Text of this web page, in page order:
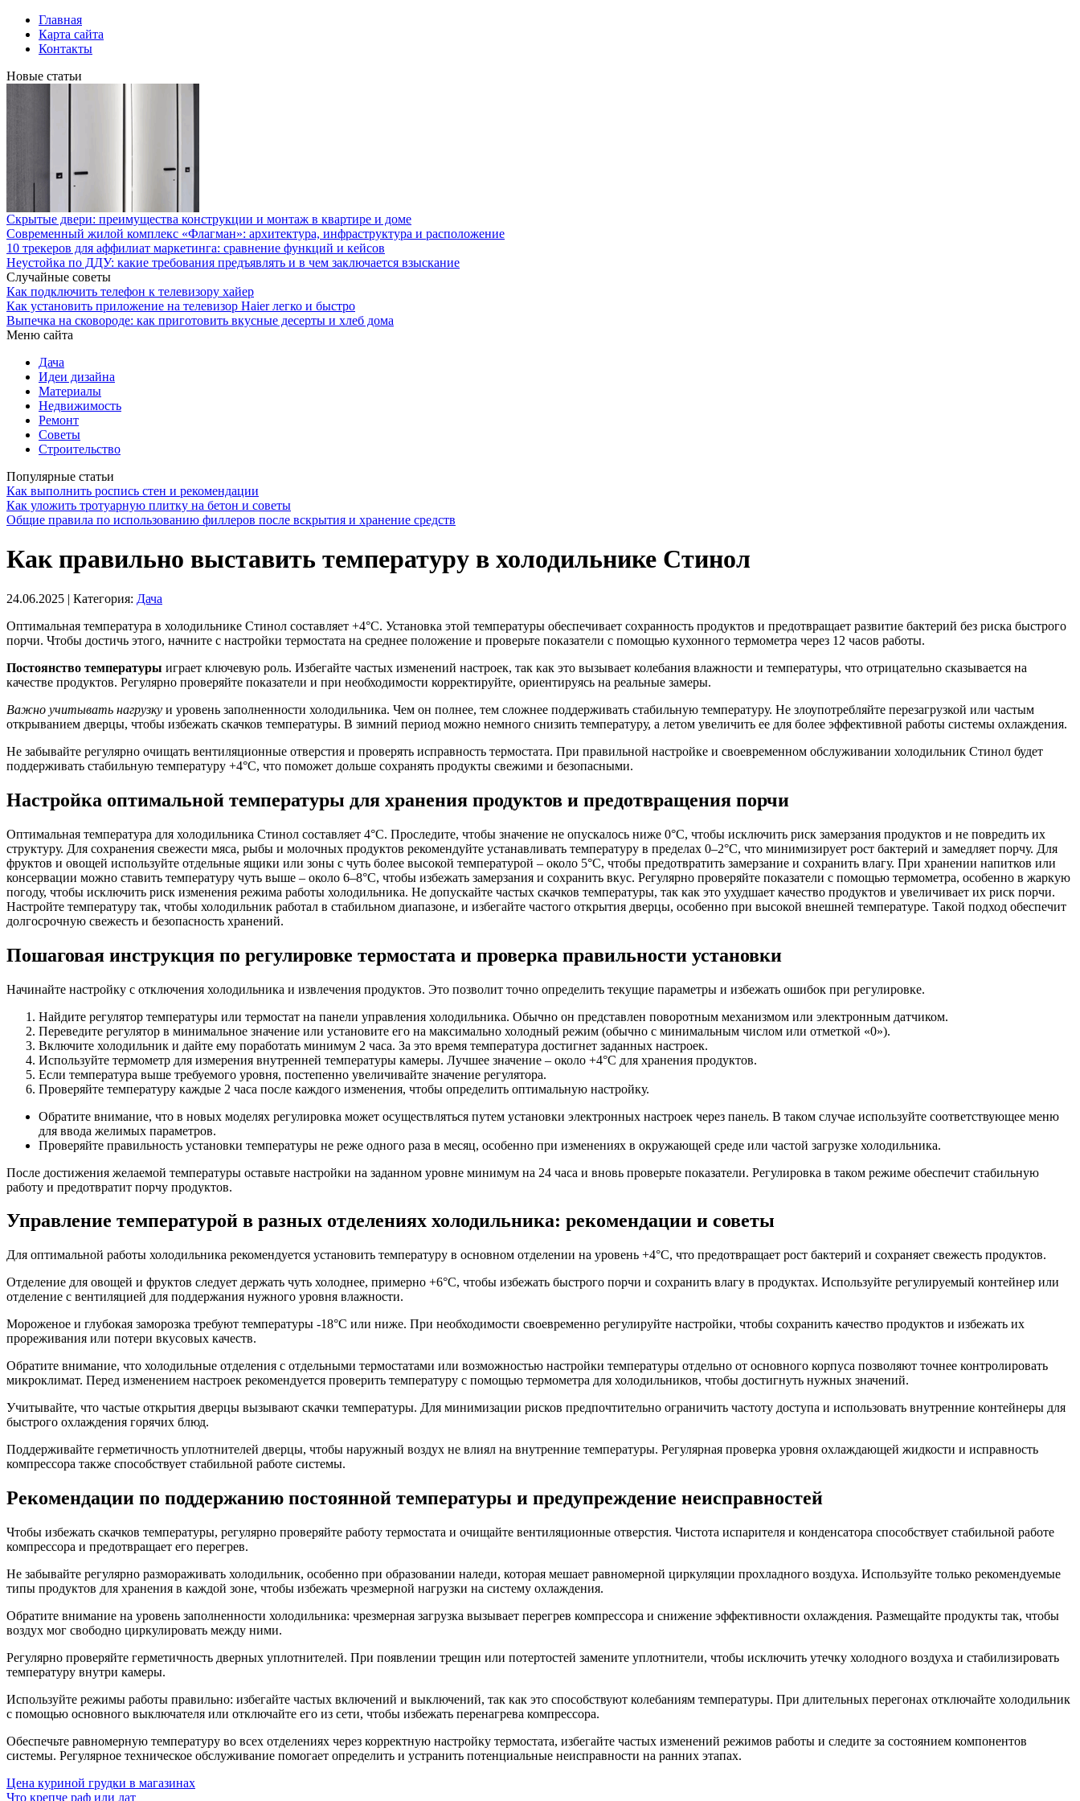
Главная
Карта сайта
Контакты
Новые статьи
Скрытые двери: преимущества конструкции и монтаж в квартире и доме
Современный жилой комплекс «Флагман»: архитектура, инфраструктура и расположение
10 трекеров для аффилиат маркетинга: сравнение функций и кейсов
Неустойка по ДДУ: какие требования предъявлять и в чем заключается взыскание
Случайные советы
Как подключить телефон к телевизору хайер
Как установить приложение на телевизор Haier легко и быстро
Выпечка на сковороде: как приготовить вкусные десерты и хлеб дома
Меню сайта
Дача
Идеи дизайна
Материалы
Недвижимость
Ремонт
Советы
Строительство
Популярные статьи
Как выполнить роспись стен и рекомендации
Как уложить тротуарную плитку на бетон и советы
Общие правила по использованию филлеров после вскрытия и хранение средств
Как правильно выставить температуру в холодильнике Стинол
24.06.2025 | Категория: Дача
Оптимальная температура в холодильнике Стинол составляет +4°C. Установка этой температуры обеспечивает сохранность продуктов и предотвращает развитие бактерий без риска быстрого
порчи. Чтобы достичь этого, начните с настройки термостата на среднее положение и проверьте показатели с помощью кухонного термометра через 12 часов работы.
Постоянство температуры играет ключевую роль. Избегайте частых изменений настроек, так как это вызывает колебания влажности и температуры, что отрицательно сказывается на
качестве продуктов. Регулярно проверяйте показатели и при необходимости корректируйте, ориентируясь на реальные замеры.
Важно учитывать нагрузку и уровень заполненности холодильника. Чем он полнее, тем сложнее поддерживать стабильную температуру. Не злоупотребляйте перезагрузкой или частым
открыванием дверцы, чтобы избежать скачков температуры. В зимний период можно немного снизить температуру, а летом увеличить ее для более эффективной работы системы охлаждения.
Не забывайте регулярно очищать вентиляционные отверстия и проверять исправность термостата. При правильной настройке и своевременном обслуживании холодильник Стинол будет
поддерживать стабильную температуру +4°C, что поможет дольше сохранять продукты свежими и безопасными.
Настройка оптимальной температуры для хранения продуктов и предотвращения порчи
Оптимальная температура для холодильника Стинол составляет 4°C. Проследите, чтобы значение не опускалось ниже 0°C, чтобы исключить риск замерзания продуктов и не повредить их
структуру. Для сохранения свежести мяса, рыбы и молочных продуктов рекомендуйте устанавливать температуру в пределах 0–2°C, что минимизирует рост бактерий и замедляет порчу. Для
фруктов и овощей используйте отдельные ящики или зоны с чуть более высокой температурой – около 5°C, чтобы предотвратить замерзание и сохранить влагу. При хранении напитков или
консервации можно ставить температуру чуть выше – около 6–8°C, чтобы избежать замерзания и сохранить вкус. Регулярно проверяйте показатели с помощью термометра, особенно в жаркую
погоду, чтобы исключить риск изменения режима работы холодильника. Не допускайте частых скачков температуры, так как это ухудшает качество продуктов и увеличивает их риск порчи.
Настройте температуру так, чтобы холодильник работал в стабильном диапазоне, и избегайте частого открытия дверцы, особенно при высокой внешней температуре. Такой подход обеспечит
долгосрочную свежесть и безопасность хранений.
Пошаговая инструкция по регулировке термостата и проверка правильности установки
Начинайте настройку с отключения холодильника и извлечения продуктов. Это позволит точно определить текущие параметры и избежать ошибок при регулировке.
Найдите регулятор температуры или термостат на панели управления холодильника. Обычно он представлен поворотным механизмом или электронным датчиком.
Переведите регулятор в минимальное значение или установите его на максимально холодный режим (обычно с минимальным числом или отметкой «0»).
Включите холодильник и дайте ему поработать минимум 2 часа. За это время температура достигнет заданных настроек.
Используйте термометр для измерения внутренней температуры камеры. Лучшее значение – около +4°C для хранения продуктов.
Если температура выше требуемого уровня, постепенно увеличивайте значение регулятора.
Проверяйте температуру каждые 2 часа после каждого изменения, чтобы определить оптимальную настройку.
Обратите внимание, что в новых моделях регулировка может осуществляться путем установки электронных настроек через панель. В таком случае используйте соответствующее меню
для ввода желимых параметров.
Проверяйте правильность установки температуры не реже одного раза в месяц, особенно при изменениях в окружающей среде или частой загрузке холодильника.
После достижения желаемой температуры оставьте настройки на заданном уровне минимум на 24 часа и вновь проверьте показатели. Регулировка в таком режиме обеспечит стабильную
работу и предотвратит порчу продуктов.
Управление температурой в разных отделениях холодильника: рекомендации и советы
Для оптимальной работы холодильника рекомендуется установить температуру в основном отделении на уровень +4°C, что предотвращает рост бактерий и сохраняет свежесть продуктов.
Отделение для овощей и фруктов следует держать чуть холоднее, примерно +6°C, чтобы избежать быстрого порчи и сохранить влагу в продуктах. Используйте регулируемый контейнер или
отделение с вентиляцией для поддержания нужного уровня влажности.
Мороженое и глубокая заморозка требуют температуры -18°C или ниже. При необходимости своевременно регулируйте настройки, чтобы сохранить качество продуктов и избежать их
прореживания или потери вкусовых качеств.
Обратите внимание, что холодильные отделения с отдельными термостатами или возможностью настройки температуры отдельно от основного корпуса позволяют точнее контролировать
микроклимат. Перед изменением настроек рекомендуется проверить температуру с помощью термометра для холодильников, чтобы достигнуть нужных значений.
Учитывайте, что частые открытия дверцы вызывают скачки температуры. Для минимизации рисков предпочтительно ограничить частоту доступа и использовать внутренние контейнеры для
быстрого охлаждения горячих блюд.
Поддерживайте герметичность уплотнителей дверцы, чтобы наружный воздух не влиял на внутренние температуры. Регулярная проверка уровня охлаждающей жидкости и исправность
компрессора также способствует стабильной работе системы.
Рекомендации по поддержанию постоянной температуры и предупреждение неисправностей
Чтобы избежать скачков температуры, регулярно проверяйте работу термостата и очищайте вентиляционные отверстия. Чистота испарителя и конденсатора способствует стабильной работе
компрессора и предотвращает его перегрев.
Не забывайте регулярно размораживать холодильник, особенно при образовании наледи, которая мешает равномерной циркуляции прохладного воздуха. Используйте только рекомендуемые
типы продуктов для хранения в каждой зоне, чтобы избежать чрезмерной нагрузки на систему охлаждения.
Обратите внимание на уровень заполненности холодильника: чрезмерная загрузка вызывает перегрев компрессора и снижение эффективности охлаждения. Размещайте продукты так, чтобы
воздух мог свободно циркулировать между ними.
Регулярно проверяйте герметичность дверных уплотнителей. При появлении трещин или потертостей замените уплотнители, чтобы исключить утечку холодного воздуха и стабилизировать
температуру внутри камеры.
Используйте режимы работы правильно: избегайте частых включений и выключений, так как это способствуют колебаниям температуры. При длительных перегонах отключайте холодильник
с помощью основного выключателя или отключайте его из сети, чтобы избежать перенагрева компрессора.
Обеспечьте равномерную температуру во всех отделениях через корректную настройку термостата, избегайте частых изменений режимов работы и следите за состоянием компонентов
системы. Регулярное техническое обслуживание помогает определить и устранить потенциальные неисправности на ранних этапах.
Цена куриной грудки в магазинах
Что крепче раф или лат